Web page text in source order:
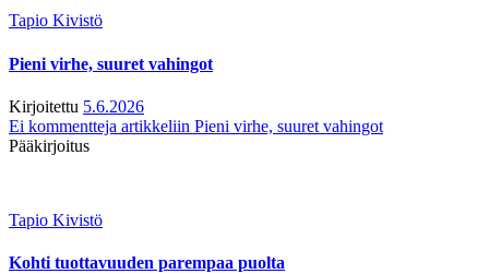
Tapio Kivistö
Pieni virhe, suuret vahingot
Kirjoitettu 5.6.2026
Ei kommentteja artikkeliin Pieni virhe, suuret vahingot
Pääkirjoitus
Tapio Kivistö
Kohti tuottavuuden parempaa puolta